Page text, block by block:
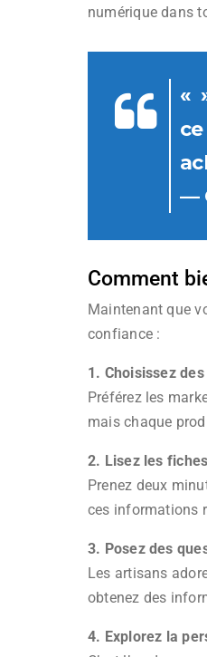
numérique dans
«
—
Comment
Maintenant que
confiance :
1. Choisissez
Préférez les
mais chaque
2. Lisez les
Prenez deux
ces informations
3. Posez des
Les artisans
obtenez des
4. Explorez la